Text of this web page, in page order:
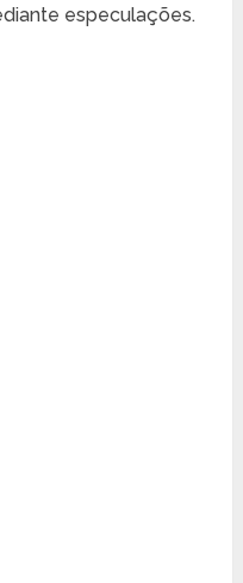
especulações.